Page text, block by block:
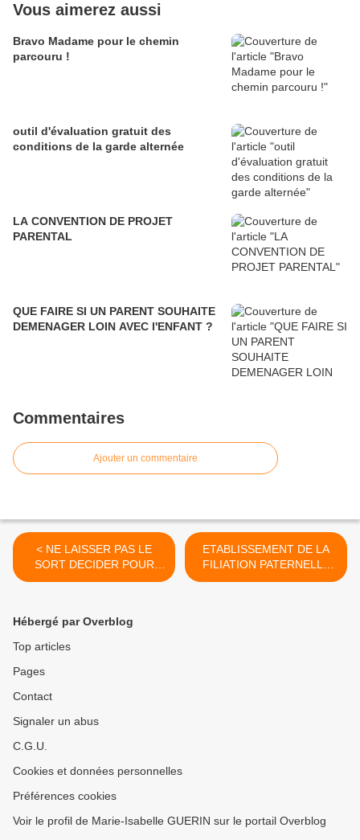
Vous aimerez aussi
Bravo Madame pour le chemin
parcouru !
outil d'évaluation gratuit des
conditions de la garde alternée
LA CONVENTION DE PROJET
PARENTAL
QUE FAIRE SI UN PARENT SOUHAITE
DEMENAGER LOIN AVEC l'ENFANT ?
Commentaires
Ajouter un commentaire
< NE LAISSER PAS LE
SORT DECIDER POUR
VOUS !
ETABLISSEMENT DE LA
FILIATION PATERNELLE
JUDICIAIRE ET PENSION
Hébergé par Overblog
Top articles
Pages
Contact
Signaler un abus
C.G.U.
Cookies et données personnelles
Préférences cookies
Voir le profil de Marie-Isabelle GUERIN sur le portail Overblog